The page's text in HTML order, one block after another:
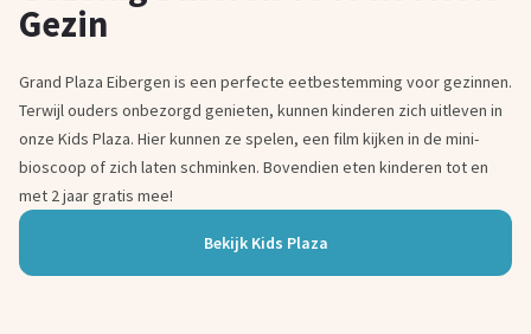
Gezin
Grand Plaza Eibergen is een perfecte eetbestemming voor gezinnen.
Terwijl ouders onbezorgd genieten, kunnen kinderen zich uitleven in
onze Kids Plaza. Hier kunnen ze spelen, een film kijken in de mini-
bioscoop of zich laten schminken. Bovendien eten kinderen tot en
met 2 jaar gratis mee!
Bekijk Kids Plaza